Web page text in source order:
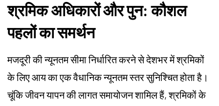
श्रमिक अधिकारों और पुन: कौशल
पहलों का समर्थन
मजदूरी की न्यूनतम सीमा निर्धारित करने से देशभर में श्रमिकों
के लिए आय का एक वैधानिक न्यूनतम स्तर सुनिश्चित होता है।
चूंकि जीवन यापन की लागत समायोजन शामिल हैं, श्रमिकों के